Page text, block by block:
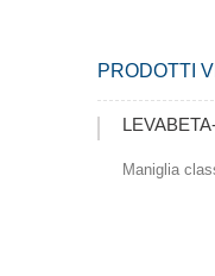
PRODOTTI
Maniglia